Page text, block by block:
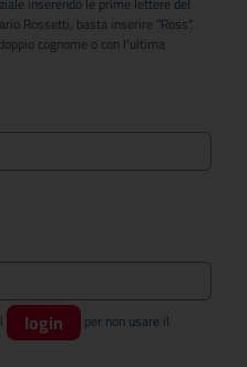
inserendo le prime lettere del
Rossetti, basta inserire "Ross".
cognome o con l'ultima
login
per non usare il